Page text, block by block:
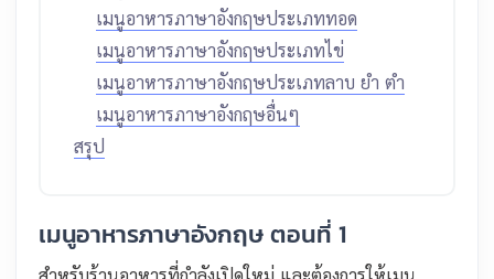
เมนูอาหารภาษาอังกฤษประเภททอด
เมนูอาหารภาษาอังกฤษประเภทไข่
เมนูอาหารภาษาอังกฤษประเภทลาบ ยำ ตำ
เมนูอาหารภาษาอังกฤษอื่นๆ
สรุป
เมนูอาหารภาษาอังกฤษ ตอนที่ 1